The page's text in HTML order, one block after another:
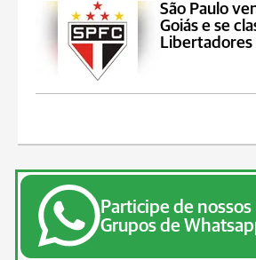
São Paulo
Goiás e se
Libertadores
Participe de nossos
Grupos de